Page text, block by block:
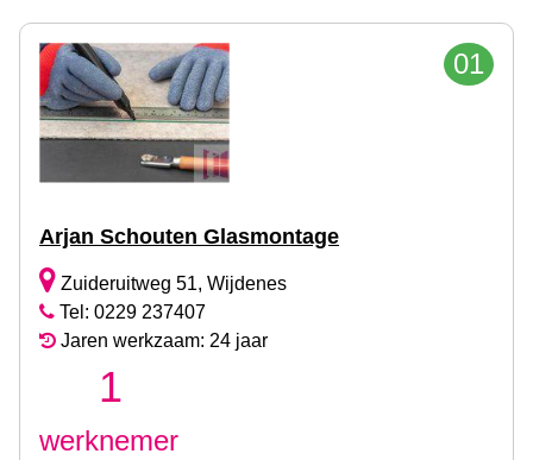
01
Arjan Schouten Glasmontage
Zuideruitweg 51, Wijdenes
Tel: 0229 237407
Jaren werkzaam: 24 jaar
1
werknemer